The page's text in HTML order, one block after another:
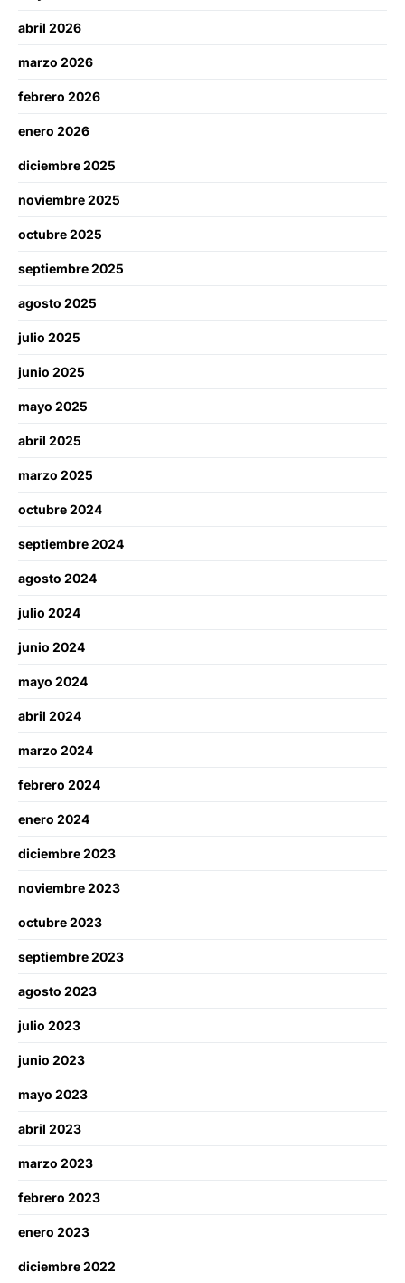
abril 2026
marzo 2026
febrero 2026
enero 2026
diciembre 2025
noviembre 2025
octubre 2025
septiembre 2025
agosto 2025
julio 2025
junio 2025
mayo 2025
abril 2025
marzo 2025
octubre 2024
septiembre 2024
agosto 2024
julio 2024
junio 2024
mayo 2024
abril 2024
marzo 2024
febrero 2024
enero 2024
diciembre 2023
noviembre 2023
octubre 2023
septiembre 2023
agosto 2023
julio 2023
junio 2023
mayo 2023
abril 2023
marzo 2023
febrero 2023
enero 2023
diciembre 2022